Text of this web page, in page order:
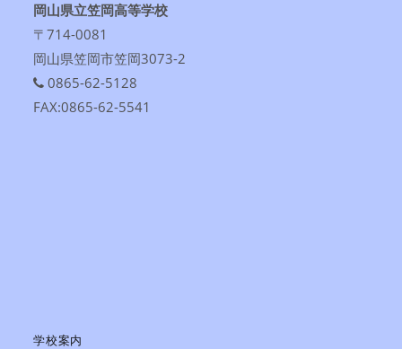
岡山県立笠岡高等学校
〒714-0081
岡山県笠岡市笠岡3073-2
0865-62-5128
FAX:0865-62-5541
学校案内